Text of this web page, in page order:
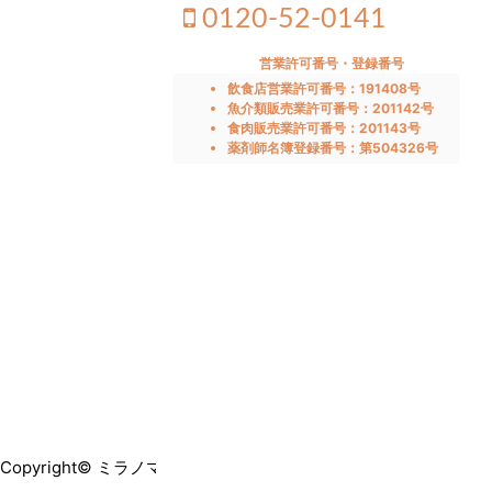
0120-52-0141
営業許可番号・登録番号
飲食店営業許可番号：191408号
魚介類販売業許可番号：201142号
食肉販売業許可番号：201143号
薬剤師名簿登録番号：第504326号
Copyright© ミラノマガジン byレストラン味楽乃 , 2026 All